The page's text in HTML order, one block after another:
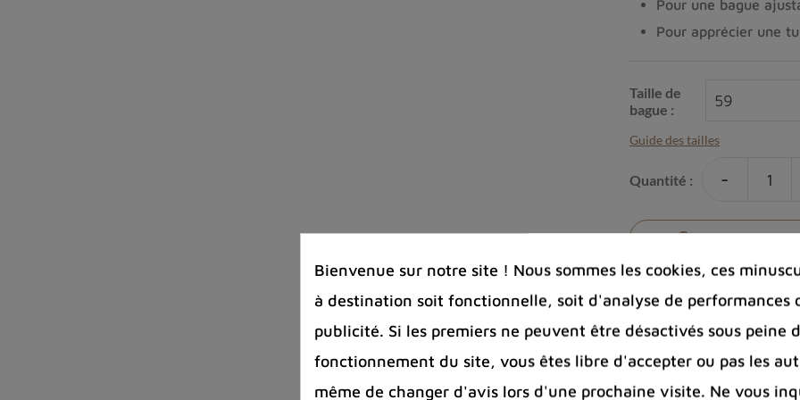
Pour une bague
Pour apprécier une
Taille de
bague :
Guide des tailles
Quantité : -
Ajouter à la
Photos
Port offert
Bienvenue sur notre site ! Nous sommes les cookies, ces
à destination soit fonctionnelle, soit d'analyse de performances
publicité. Si les premiers ne peuvent être désactivés sous peine
fonctionnement du site, vous êtes libre d'accepter ou pas les
même de changer d'avis lors d'une prochaine visite. Ne vous